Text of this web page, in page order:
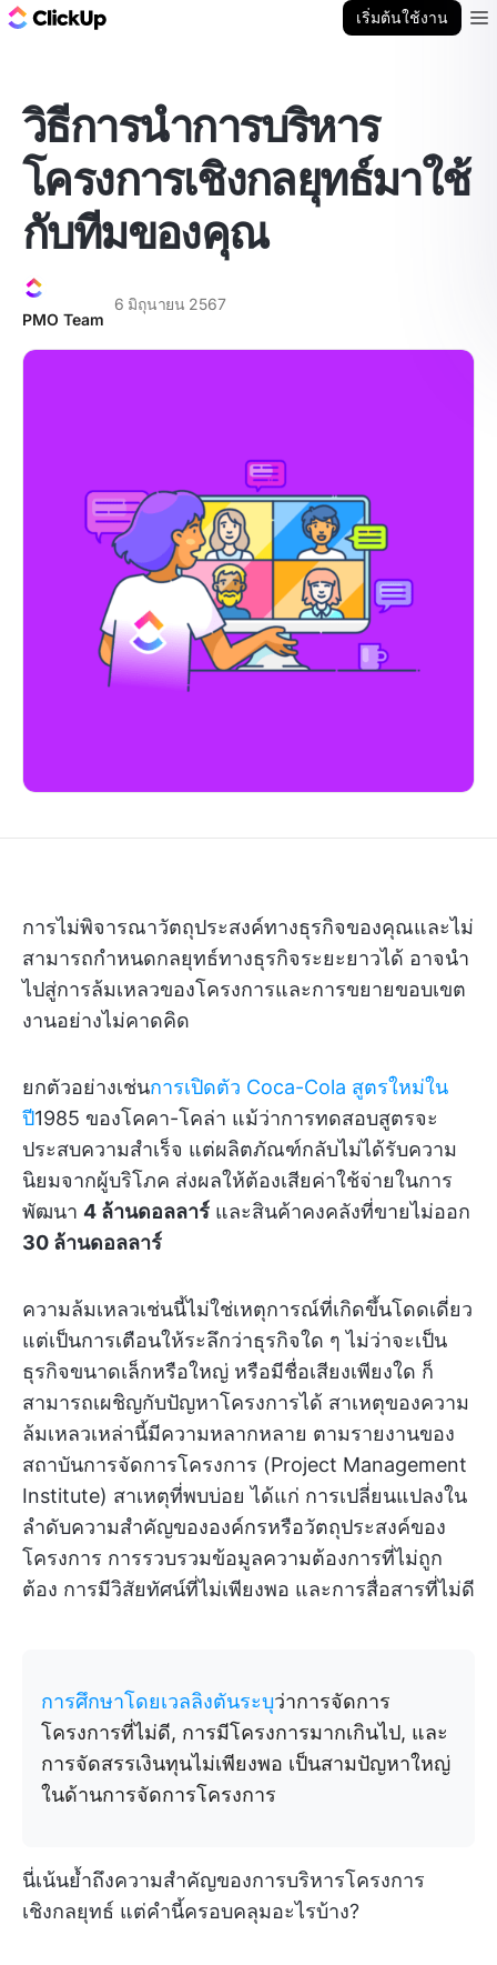
เริ่มต้นใช้งาน
วิธีการนำการบริหาร
โครงการเชิงกลยุทธ์มาใช้
กับทีมของคุณ
PMO Team
6 มิถุนายน 2567
การไม่พิจารณาวัตถุประสงค์ทางธุรกิจของคุณและไม่
สามารถกำหนดกลยุทธ์ทางธุรกิจระยะยาวได้ อาจนำ
ไปสู่การล้มเหลวของโครงการและการขยายขอบเขต
งานอย่างไม่คาดคิด
ยกตัวอย่างเช่นการเปิดตัว Coca-Cola สูตรใหม่ใน
ปี1985 ของโคคา-โคล่า แม้ว่าการทดสอบสูตรจะ
ประสบความสำเร็จ แต่ผลิตภัณฑ์กลับไม่ได้รับความ
นิยมจากผู้บริโภค ส่งผลให้ต้องเสียค่าใช้จ่ายในการ
พัฒนา 4 ล้านดอลลาร์ และสินค้าคงคลังที่ขายไม่ออก
30 ล้านดอลลาร์
ความล้มเหลวเช่นนี้ไม่ใช่เหตุการณ์ที่เกิดขึ้นโดดเดี่ยว
แต่เป็นการเตือนให้ระลึกว่าธุรกิจใด ๆ ไม่ว่าจะเป็น
ธุรกิจขนาดเล็กหรือใหญ่ หรือมีชื่อเสียงเพียงใด ก็
สามารถเผชิญกับปัญหาโครงการได้ สาเหตุของความ
ล้มเหลวเหล่านี้มีความหลากหลาย ตามรายงานของ
สถาบันการจัดการโครงการ (Project Management
Institute) สาเหตุที่พบบ่อย ได้แก่ การเปลี่ยนแปลงใน
ลำดับความสำคัญขององค์กรหรือวัตถุประสงค์ของ
โครงการ การรวบรวมข้อมูลความต้องการที่ไม่ถูก
ต้อง การมีวิสัยทัศน์ที่ไม่เพียงพอ และการสื่อสารที่ไม่ดี
การศึกษาโดยเวลลิงตันระบุว่าการจัดการ
โครงการที่ไม่ดี, การมีโครงการมากเกินไป, และ
การจัดสรรเงินทุนไม่เพียงพอ เป็นสามปัญหาใหญ่
ในด้านการจัดการโครงการ
นี่เน้นย้ำถึงความสำคัญของการบริหารโครงการ
เชิงกลยุทธ์ แต่คำนี้ครอบคลุมอะไรบ้าง?